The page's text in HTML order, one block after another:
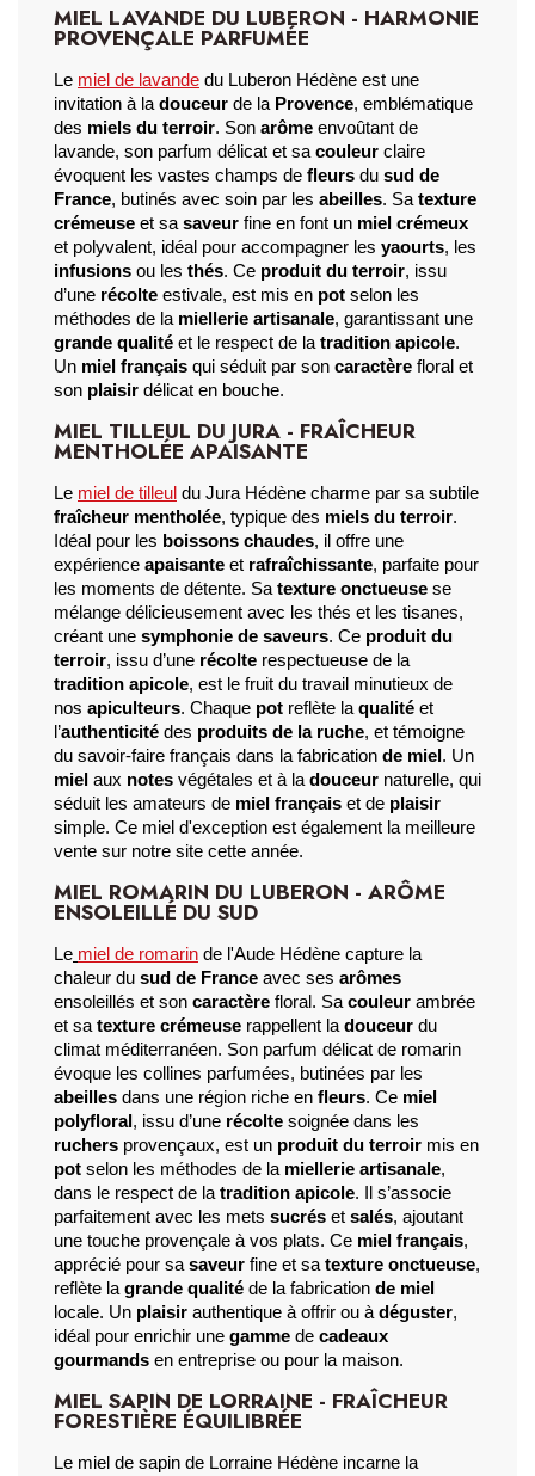
MIEL LAVANDE DU LUBERON - HARMONIE
PROVENÇALE PARFUMÉE
Le miel de lavande du Luberon Hédène est une
invitation à la douceur de la Provence, emblématique
des miels du terroir. Son arôme envoûtant de
lavande, son parfum délicat et sa couleur claire
évoquent les vastes champs de fleurs du sud de
France, butinés avec soin par les abeilles. Sa texture
crémeuse et sa saveur fine en font un miel crémeux
et polyvalent, idéal pour accompagner les yaourts
infusions ou les thés. Ce produit du terroir, issu
d’une récolte estivale, est mis en pot selon les
méthodes de la miellerie artisanale
grande qualité et le respect de la tradition apicole.
Un miel français qui séduit par son caractère floral et
son plaisir délicat en bouche.
MIEL TILLEUL DU JURA - FRAÎCHEUR
MENTHOLÉE APAISANTE
Le miel de tilleul du Jura
fraîcheur mentholée, typique des miels du terroir.
Idéal pour les boissons chaudes, il offre une
expérience apaisante et rafraîchissante, parfaite pour
les moments de détente. Sa texture onctueuse se
mélange délicieusement avec les thés et les tisanes,
créant une symphonie de saveurs. Ce produit du
terroir, issu d’une récolte
tradition apicole, est le fruit du travail minutieux de
nos apiculteurs. Chaque pot reflète la qualité et
l’authenticité des produits de la ruche, et témoigne
du savoir-faire français dans la fabrication de miel
miel aux notes végétales et à la douceur naturelle, qui
séduit les amateurs de miel français et de plaisir
simple. Ce miel d'exception est également la meilleure
vente sur notre site cette année.
MIEL ROMARIN DU LUBERON - ARÔME
ENSOLEILLÉ DU SUD
Le miel de romarin de l'Aude Hédène capture la
chaleur du sud de France avec ses arômes
ensoleillés et son caractère floral. Sa couleur ambrée
et sa texture crémeuse rappellent la douceur du
climat méditerranéen. Son parfum délicat de romarin
abeilles dans une région riche en fleurs. Ce miel
polyfloral , issu d’une récolte
ruchers provençaux, est un produit du terroir
pot selon les méthodes de la miellerie artisanale,
dans le respect de la tradition apicole. Il s’associe
parfaitement avec les mets sucrés et salés, ajoutant
une touche provençale à vos plats. Ce miel français,
apprécié pour sa saveur fine et sa texture onctueuse,
reflète la grande qualité de la fabrication de miel
locale. Un plaisir authentique à offrir ou à déguster,
idéal pour enrichir une gamme de cadeaux
gourmands en entreprise ou pour la maison.
MIEL SAPIN DE LORRAINE - FRAÎCHEUR
FORESTIÈRE ÉQUILIBRÉE
Le miel de sapin de Lorraine Hédène incarne la